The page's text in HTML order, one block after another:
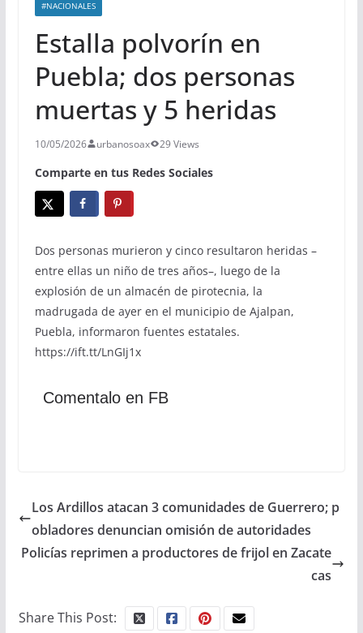
#NACIONALES
Estalla polvorín en
Puebla; dos personas
muertas y 5 heridas
10/05/2026 urbanosoax 29 Views
Comparte en tus Redes Sociales
Dos personas murieron y cinco resultaron heridas –
entre ellas un niño de tres años–, luego de la
explosión de un almacén de pirotecnia, la
madrugada de ayer en el municipio de Ajalpan,
Puebla, informaron fuentes estatales.
https://ift.tt/LnGIj1x
Comentalo en FB
Los Ardillos atacan 3 comunidades de Guerrero; p
obladores denuncian omisión de autoridades
Policías reprimen a productores de frijol en Zacate
cas
Share This Post: